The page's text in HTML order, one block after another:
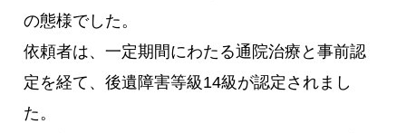
の態様でした。
依頼者は、一定期間にわたる通院治療と事前認
定を経て、後遺障害等級14級が認定されまし
た。